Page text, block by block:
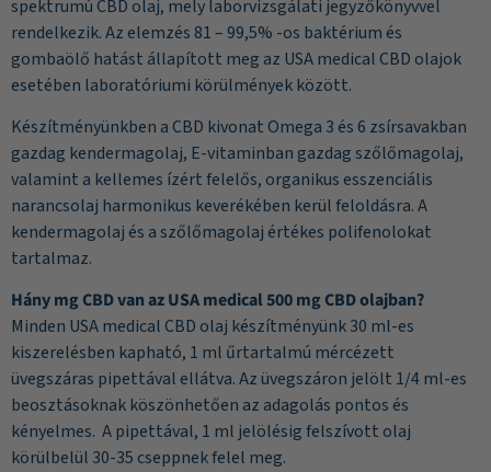
spektrumú CBD olaj, mely laborvizsgálati jegyzőkönyvvel
rendelkezik. Az elemzés 81 – 99,5% -os baktérium és
gombaölő hatást állapított meg az USA medical CBD olajok
esetében laboratóriumi körülmények között.
Készítményünkben a CBD kivonat Omega 3 és 6 zsírsavakban
gazdag kendermagolaj, E-vitaminban gazdag szőlőmagolaj,
valamint a kellemes ízért felelős, organikus esszenciális
narancsolaj harmonikus keverékében kerül feloldásra. A
kendermagolaj és a szőlőmagolaj értékes polifenolokat
tartalmaz.
Hány mg CBD van az USA medical 500 mg CBD olajban?
Minden USA medical CBD olaj készítményünk 30 ml-es
kiszerelésben kapható, 1 ml űrtartalmú mércézett
üvegszáras pipettával ellátva. Az üvegszáron jelölt 1/4 ml-es
beosztásoknak köszönhetően az adagolás pontos és
kényelmes. A pipettával, 1 ml jelölésig felszívott olaj
körülbelül 30-35 cseppnek felel meg.